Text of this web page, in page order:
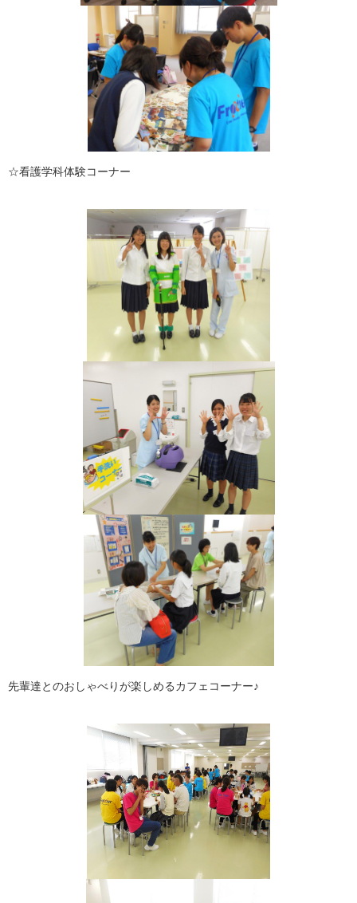
☆看護学科体験コーナー
先輩達とのおしゃべりが楽しめるカフェコーナー♪